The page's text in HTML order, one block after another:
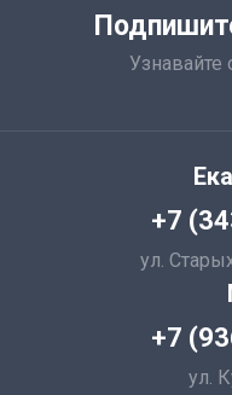
Узнавайте
+7
ул.
+7
ул.